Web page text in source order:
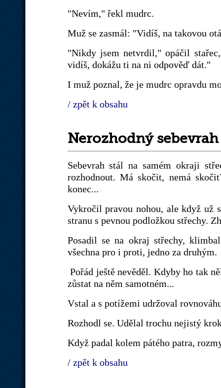
"Nevím," řekl mudrc.
Muž se zasmál: "Vidíš, na takovou
"Nikdy jsem netvrdil," opáčil
vidíš, dokážu ti na ni odpověď dát."
I muž poznal, že je mudrc opravdu
/ zpět k obsahu
Nerozhodný sebevrah
Sebevrah stál na samém okraji
rozhodnout. Má skočit, nemá
konec...
Vykročil pravou nohou, ale když už
stranu s pevnou podložkou střechy.
Posadil se na okraj střechy,
všechna pro i proti, jedno za druhým.
Pořád ještě nevěděl. Kdyby ho tak
zůstat na něm samotném...
Vstal a s potížemi udržoval
Rozhodl se. Udělal trochu nejistý
Když padal kolem pátého patra,
/ zpět k obsahu